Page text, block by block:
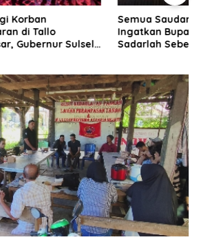
Semua Saudara Kandung
Ingatkan Bupati Gowa:
Sadarlah Sebelum Anda